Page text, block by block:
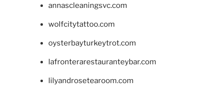
annascleaningsvc.com
wolfcitytattoo.com
oysterbayturkeytrot.com
lafronterarestauranteybar.com
lilyandrosetearoom.com